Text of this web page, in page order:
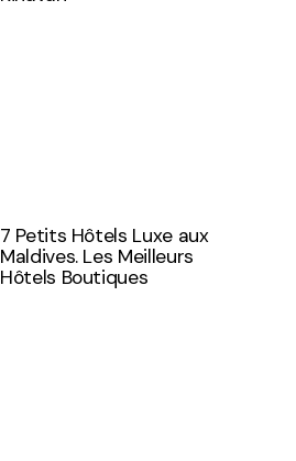
7 Petits Hôtels Luxe aux
Maldives. Les Meilleurs
Hôtels Boutiques